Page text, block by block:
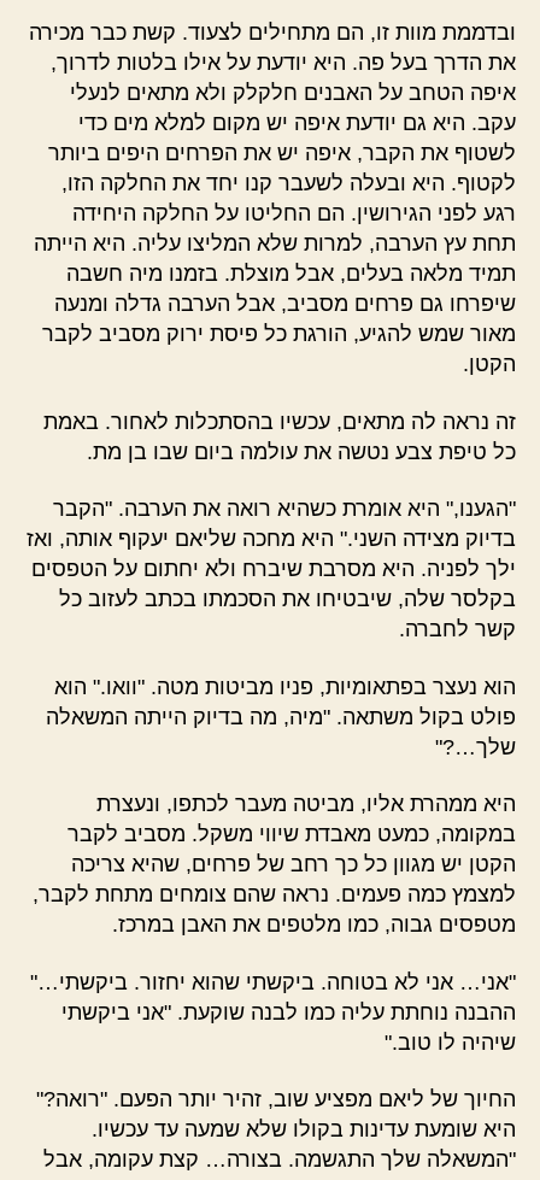
ובדממת מוות זו, הם מתחילים לצעוד. קשת כבר מכירה
את הדרך בעל פה. היא יודעת על אילו בלטות לדרוך,
איפה הטחב על האבנים חלקלק ולא מתאים לנעלי
עקב. היא גם יודעת איפה יש מקום למלא מים כדי
לשטוף את הקבר, איפה יש את הפרחים היפים ביותר
לקטוף. היא ובעלה לשעבר קנו יחד את החלקה הזו,
רגע לפני הגירושין. הם החליטו על החלקה היחידה
תחת עץ הערבה, למרות שלא המליצו עליה. היא הייתה
תמיד מלאה בעלים, אבל מוצלת. בזמנו מיה חשבה
שיפרחו גם פרחים מסביב, אבל הערבה גדלה ומנעה
מאור שמש להגיע, הורגת כל פיסת ירוק מסביב לקבר
הקטן.
זה נראה לה מתאים, עכשיו בהסתכלות לאחור. באמת
כל טיפת צבע נטשה את עולמה ביום שבו בן מת.
"הגענו," היא אומרת כשהיא רואה את הערבה. "הקבר
בדיוק מצידה השני." היא מחכה שליאם יעקוף אותה, ואז
ילך לפניה. היא מסרבת שיברח ולא יחתום על הטפסים
בקלסר שלה, שיבטיחו את הסכמתו בכתב לעזוב כל
קשר לחברה.
הוא נעצר בפתאומיות, פניו מביטות מטה. "וואו." הוא
פולט בקול משתאה. "מיה, מה בדיוק הייתה המשאלה
שלך…?"
היא ממהרת אליו, מביטה מעבר לכתפו, ונעצרת
במקומה, כמעט מאבדת שיווי משקל. מסביב לקבר
הקטן יש מגוון כל כך רחב של פרחים, שהיא צריכה
למצמץ כמה פעמים. נראה שהם צומחים מתחת לקבר,
מטפסים גבוה, כמו מלטפים את האבן במרכז.
"אני… אני לא בטוחה. ביקשתי שהוא יחזור. ביקשתי…"
ההבנה נוחתת עליה כמו לבנה שוקעת. "אני ביקשתי
שיהיה לו טוב."
החיוך של ליאם מפציע שוב, זהיר יותר הפעם. "רואה?"
היא שומעת עדינות בקולו שלא שמעה עד עכשיו.
"המשאלה שלך התגשמה. בצורה… קצת עקומה, אבל